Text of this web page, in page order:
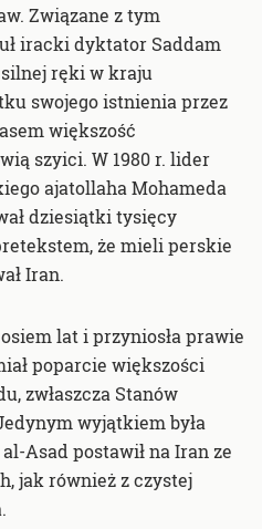
Związane z tym
iracki dyktator Saddam
silnej ręki w kraju
swojego istnienia przez
większość
szyici. W 1980 r. lider
ajatollaha Mohameda
dziesiątki tysięcy
że mieli perskie
Iran.
lat i przyniosła prawie
poparcie większości
zwłaszcza Stanów
wyjątkiem była
Asad postawił na Iran ze
jak również z czystej